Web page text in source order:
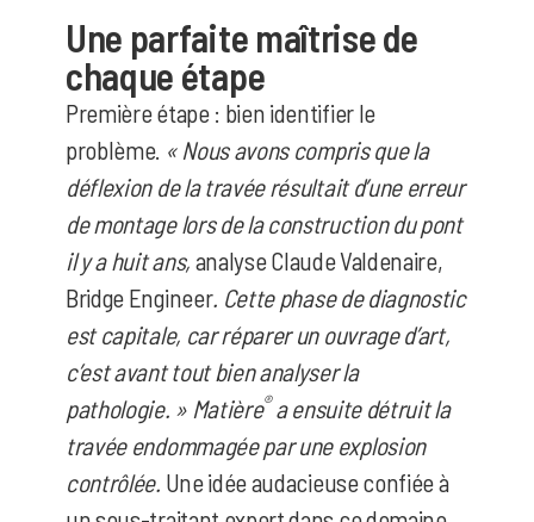
Une parfaite maîtrise de
chaque étape
Première étape : bien identifier le
problème. « Nous avons compris que la
déflexion de la travée résultait d’une erreur
de montage lors de la construction du pont
il y a huit ans, analyse Claude Valdenaire,
Bridge Engineer. Cette phase de diagnostic
est capitale, car réparer un ouvrage d’art,
c’est avant tout bien analyser la
pathologie. » Matière®a ensuite détruit la
travée endommagée par une explosion
contrôlée. Une idée audacieuse confiée à